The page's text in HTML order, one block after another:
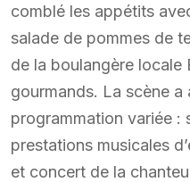
comblé les appétits
salade de pommes de
de la boulangère locale
gourmands. La scène a
programmation variée :
prestations musicales
et concert de la